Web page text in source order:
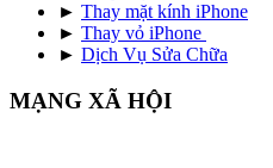
► Thay mặt kính iPhone
► Thay vỏ iPhone
► Dịch Vụ Sửa Chữa
MẠNG XÃ HỘI